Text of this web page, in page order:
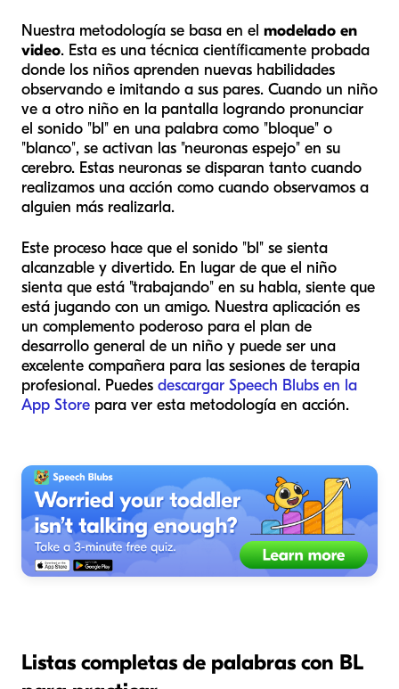
Nuestra metodología se basa en el modelado en
video. Esta es una técnica científicamente probada
donde los niños aprenden nuevas habilidades
observando e imitando a sus pares. Cuando un niño
ve a otro niño en la pantalla logrando pronunciar
el sonido "bl" en una palabra como "bloque" o
"blanco", se activan las "neuronas espejo" en su
cerebro. Estas neuronas se disparan tanto cuando
realizamos una acción como cuando observamos a
alguien más realizarla.
Este proceso hace que el sonido "bl" se sienta
alcanzable y divertido. En lugar de que el niño
sienta que está "trabajando" en su habla, siente que
está jugando con un amigo. Nuestra aplicación es
un complemento poderoso para el plan de
desarrollo general de un niño y puede ser una
excelente compañera para las sesiones de terapia
profesional. Puedes descargar Speech Blubs en la
App Store para ver esta metodología en acción.
Listas completas de palabras con BL